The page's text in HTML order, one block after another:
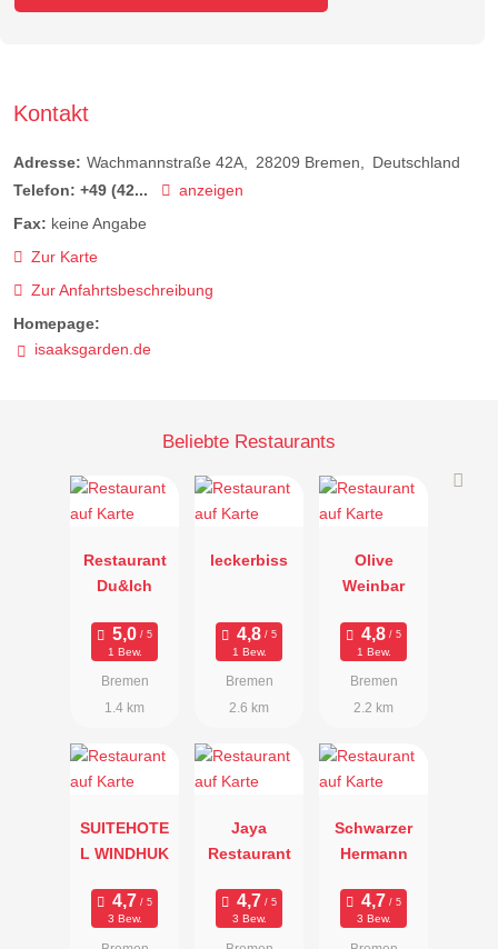
Kontakt
Adresse: Wachmannstraße 42A 28209 Bremen
Deutschland
Telefon: +49 (42...
anzeigen
Fax: keine Angabe
Zur Karte
Zur Anfahrtsbeschreibung
Homepage:
isaaksgarden.de
Beliebte Restaurants
Restaurant
Du&Ich
1 Bew.
Bremen
1.4 km
leckerbiss
1 Bew.
Bremen
2.6 km
Olive
Weinbar
1 Bew.
Bremen
2.2 km
SUITEHOTE
L WINDHUK
3 Bew.
Jaya
Restaurant
3 Bew.
Schwarzer
Hermann
3 Bew.